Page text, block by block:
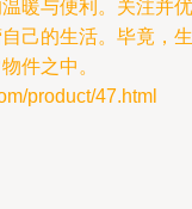
暖与便利。关注并优
己的生活。毕竟，生
件之中。
product/47.html